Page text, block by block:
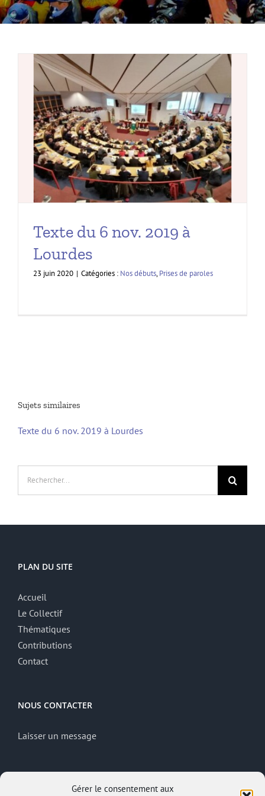
Gérer le consentement aux
Texte du 6 nov. 2019 à
Lourdes
23 juin 2020 | Catégories : Nos débuts,Prises de paroles
Sujets similaires
Texte du 6 nov. 2019 à Lourdes
PLAN DU SITE
Accueil
Le Collectif
Thématiques
Contributions
Contact
NOUS CONTACTER
Laisser un message